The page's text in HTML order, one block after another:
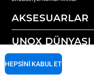
AKSESUARLAR
Tüm aksesuarlar
Otomatik yıkama için deterjanlar
Elle yıkama için deterjanlar
UNOX DÜNYASI
Dünyadaki ofislerimizx
DESTEK
HEPSINI KABUL ET